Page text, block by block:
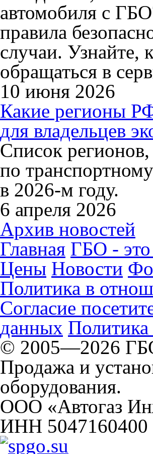
автомобиля с
правила
случаи. Узнайте,
обращаться в
10 июня 2026
Какие регионы
для владельцев
Список
по
в 2026-м году.
6 апреля 2026
Архив новостей
Главная ГБО -
Цены Новости
Политика в
Согласие
данных
© 2005—2026
Продажа и
оборудования.
ООО «Автогаз
ИНН